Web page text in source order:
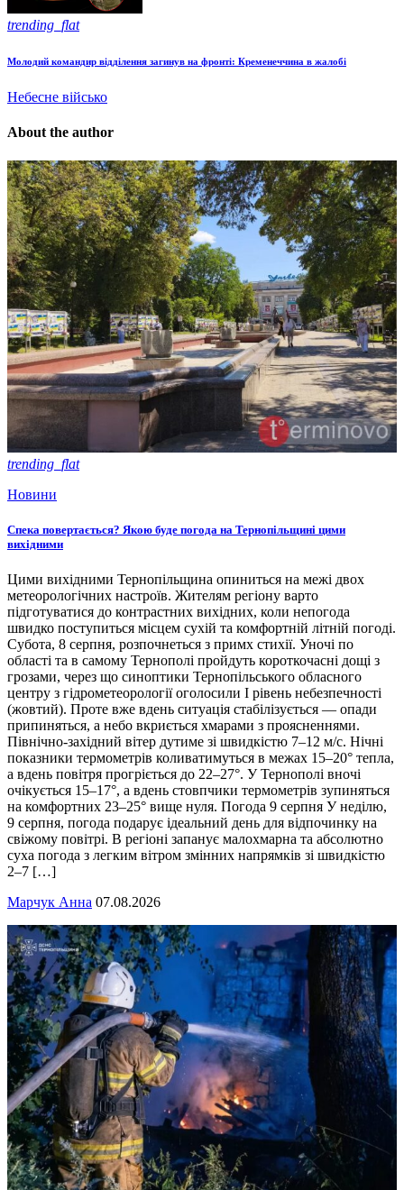
trending_flat
Молодий командир відділення загинув на фронті: Кременеччина в жалобі
Небесне військо
About the author
trending_flat
Новини
Спека повертається? Якою буде погода на Тернопільщині цими
вихідними
Цими вихідними Тернопільщина опиниться на межі двох
метеорологічних настроїв. Жителям регіону варто
підготуватися до контрастних вихідних, коли непогода
швидко поступиться місцем сухій та комфортній літній погоді.
Субота, 8 серпня, розпочнеться з примх стихії. Уночі по
області та в самому Тернополі пройдуть короткочасні дощі з
грозами, через що синоптики Тернопільського обласного
центру з гідрометеорології оголосили І рівень небезпечності
(жовтий). Проте вже вдень ситуація стабілізується — опади
припиняться, а небо вкриється хмарами з проясненнями.
Північно-західний вітер дутиме зі швидкістю 7–12 м/с. Нічні
показники термометрів коливатимуться в межах 15–20° тепла,
а вдень повітря прогріється до 22–27°. У Тернополі вночі
очікується 15–17°, а вдень стовпчики термометрів зупиняться
на комфортних 23–25° вище нуля. Погода 9 серпня У неділю,
9 серпня, погода подарує ідеальний день для відпочинку на
свіжому повітрі. В регіоні запанує малохмарна та абсолютно
суха погода з легким вітром змінних напрямків зі швидкістю
2–7 […]
Марчук Анна 07.08.2026